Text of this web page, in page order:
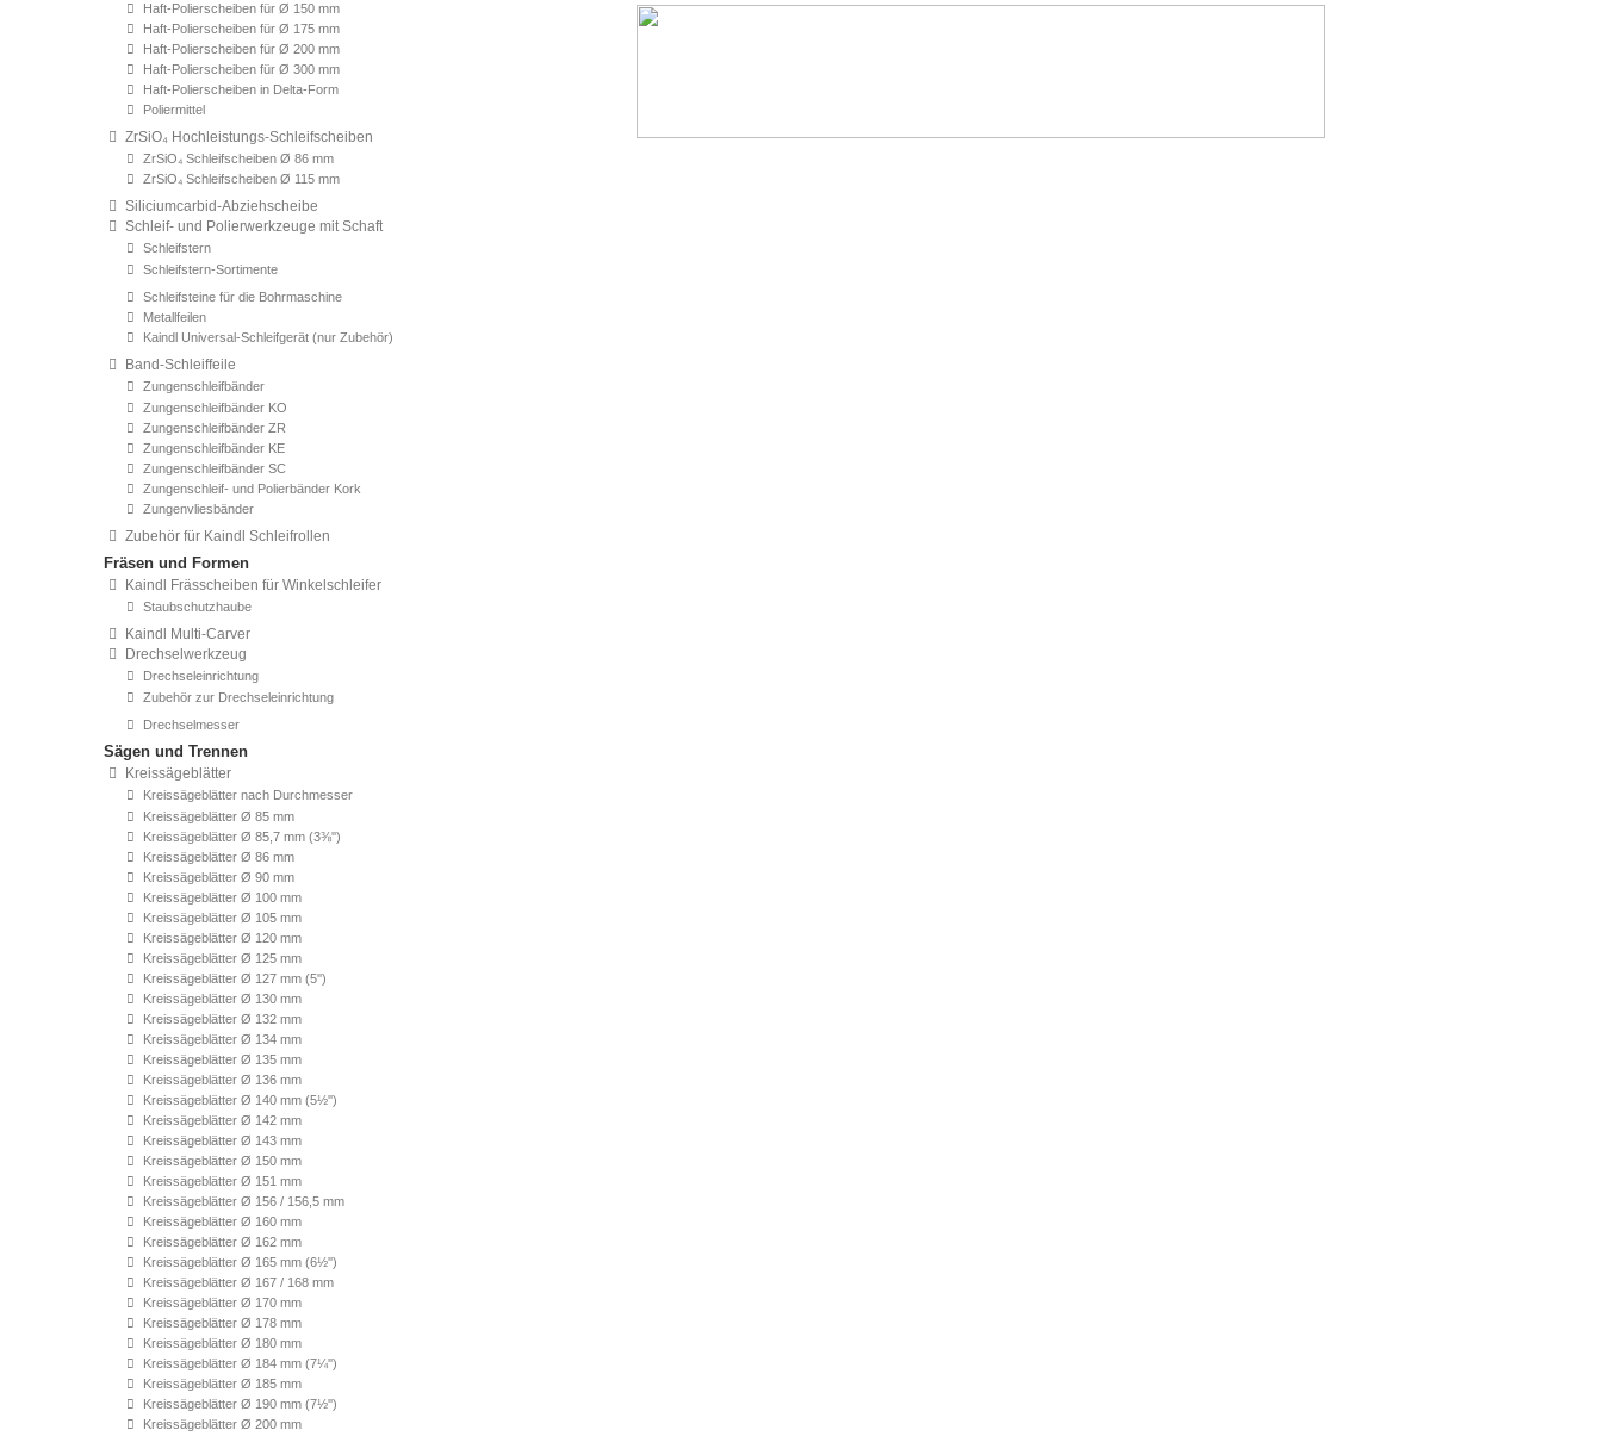
Haft-Polierscheiben für Ø 150 mm
Haft-Polierscheiben für Ø 175 mm
Haft-Polierscheiben für Ø 200 mm
Haft-Polierscheiben für Ø 300 mm
Haft-Polierscheiben in Delta-Form
Poliermittel
ZrSiO₄ Hochleistungs-Schleifscheiben
ZrSiO₄ Schleifscheiben Ø 86 mm
ZrSiO₄ Schleifscheiben Ø 115 mm
Siliciumcarbid-Abziehscheibe
Schleif- und Polierwerkzeuge mit Schaft
Schleifstern
Schleifstern-Sortimente
Schleifsteine für die Bohrmaschine
Metallfeilen
Kaindl Universal-Schleifgerät (nur Zubehör)
Band-Schleiffeile
Zungenschleifbänder
Zungenschleifbänder KO
Zungenschleifbänder ZR
Zungenschleifbänder KE
Zungenschleifbänder SC
Zungenschleif- und Polierbänder Kork
Zungenvliesbänder
Zubehör für Kaindl Schleifrollen
Fräsen und Formen
Kaindl Frässcheiben für Winkelschleifer
Staubschutzhaube
Kaindl Multi-Carver
Drechselwerkzeug
Drechseleinrichtung
Zubehör zur Drechseleinrichtung
Drechselmesser
Sägen und Trennen
Kreissägeblätter
Kreissägeblätter nach Durchmesser
Kreissägeblätter Ø 85 mm
Kreissägeblätter Ø 85,7 mm (3⅜'')
Kreissägeblätter Ø 86 mm
Kreissägeblätter Ø 90 mm
Kreissägeblätter Ø 100 mm
Kreissägeblätter Ø 105 mm
Kreissägeblätter Ø 120 mm
Kreissägeblätter Ø 125 mm
Kreissägeblätter Ø 127 mm (5'')
Kreissägeblätter Ø 130 mm
Kreissägeblätter Ø 132 mm
Kreissägeblätter Ø 134 mm
Kreissägeblätter Ø 135 mm
Kreissägeblätter Ø 136 mm
Kreissägeblätter Ø 140 mm (5½'')
Kreissägeblätter Ø 142 mm
Kreissägeblätter Ø 143 mm
Kreissägeblätter Ø 150 mm
Kreissägeblätter Ø 151 mm
Kreissägeblätter Ø 156 / 156,5 mm
Kreissägeblätter Ø 160 mm
Kreissägeblätter Ø 162 mm
Kreissägeblätter Ø 165 mm (6½'')
Kreissägeblätter Ø 167 / 168 mm
Kreissägeblätter Ø 170 mm
Kreissägeblätter Ø 178 mm
Kreissägeblätter Ø 180 mm
Kreissägeblätter Ø 184 mm (7¼'')
Kreissägeblätter Ø 185 mm
Kreissägeblätter Ø 190 mm (7½'')
Kreissägeblätter Ø 200 mm